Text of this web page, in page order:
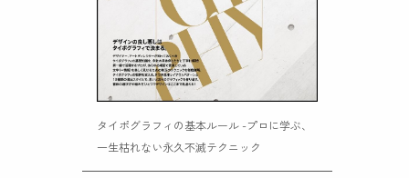
タイポグラフィの基本ルール -プロに学ぶ、
一生枯れない永久不滅テクニック